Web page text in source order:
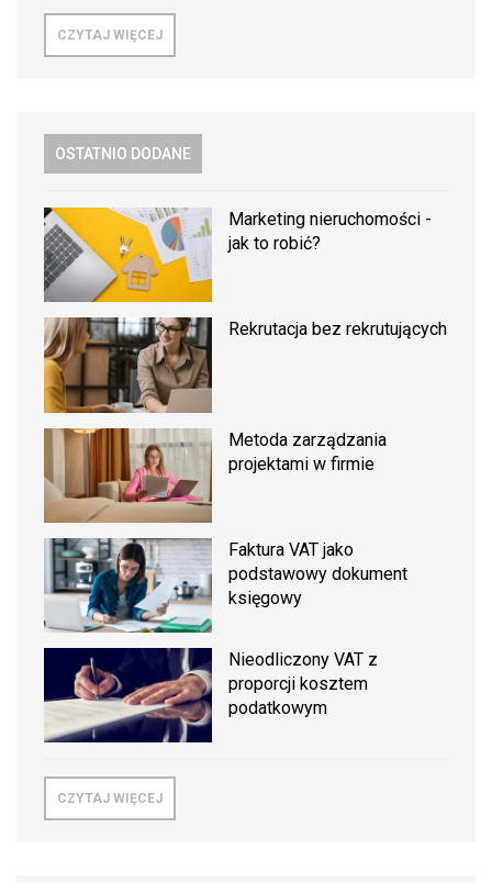
CZYTAJ WIĘCEJ
OSTATNIO DODANE
Marketing nieruchomości -
jak to robić?
Rekrutacja bez rekrutujących
Metoda zarządzania
projektami w firmie
Faktura VAT jako
podstawowy dokument
księgowy
Nieodliczony VAT z
proporcji kosztem
podatkowym
CZYTAJ WIĘCEJ